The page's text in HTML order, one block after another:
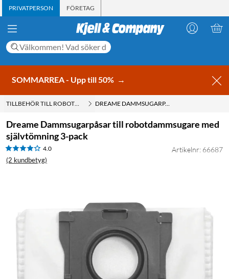
PRIVATPERSON FÖRETAG
SOMMARREA - Upp till 50% →
TILLBEHÖR TILL ROBOTDAMMSUGARE DREAME DAMMSUGARPÅSAR TILL ROBOTDAMMSUGARE MED SJÄLVTÖMNING 3-PACK
Dreame Dammsugarpåsar till robotdammsugare med
självtömning 3-pack
4.0
(2 kundbetyg)
Artikelnr: 66687